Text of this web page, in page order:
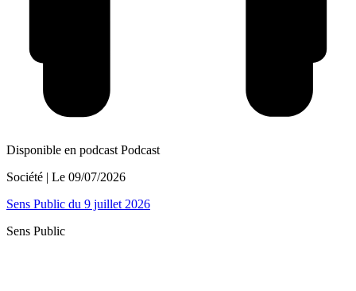
Disponible en podcast Podcast
Société | Le 09/07/2026
Sens Public du 9 juillet 2026
Sens Public